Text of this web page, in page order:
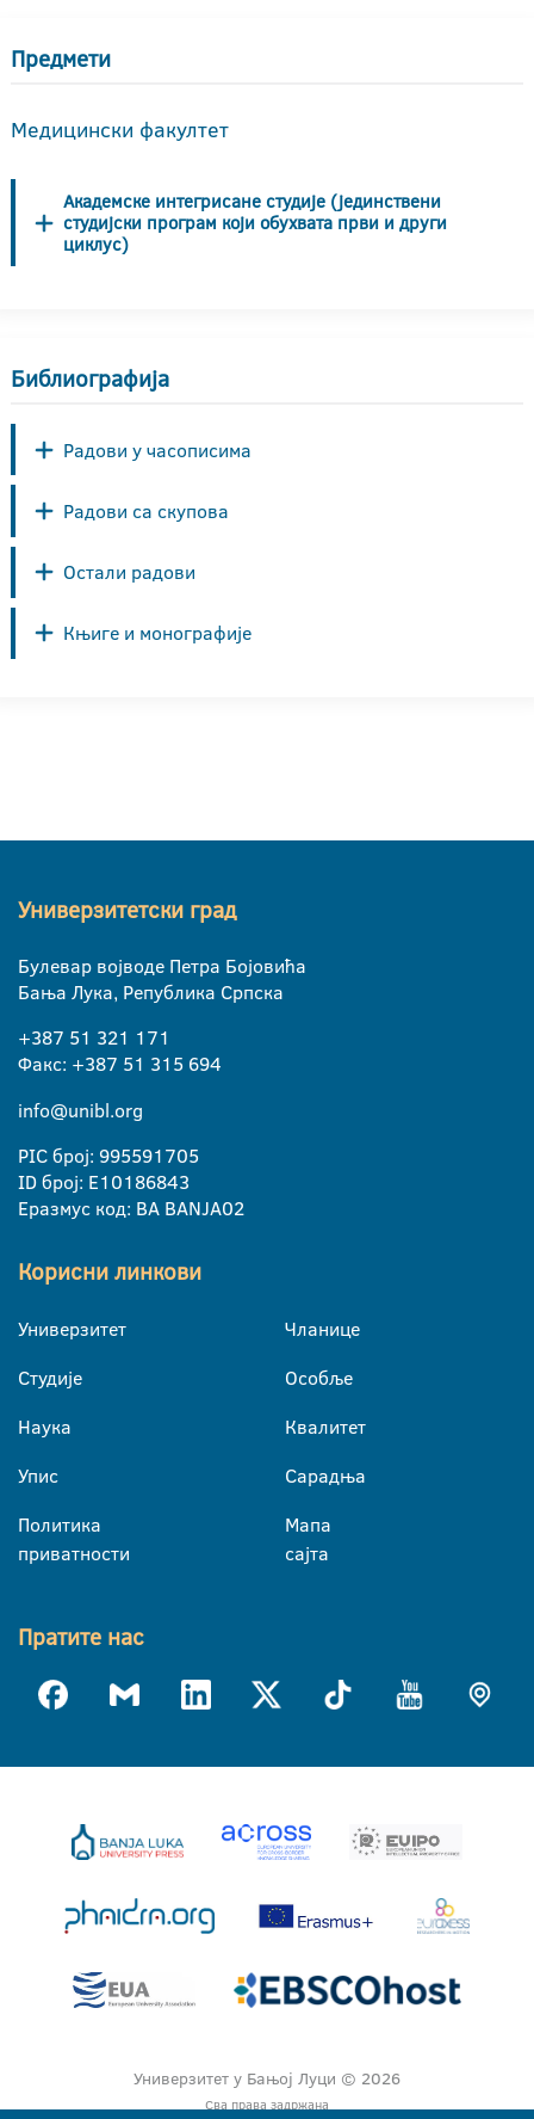
Предмети
Медицински факултет
Академске интегрисане студије (јединствени
студијски програм који обухвата први и други
циклус)
Библиографија
Радови у часописима
Радови са скупова
Остали радови
Књиге и монографије
Универзитетски град
Булевар војводе Петра Бојовића
Бања Лука, Република Српска
+387 51 321 171
Факс: +387 51 315 694
info@unibl.org
PIC број: 995591705
ID број: E10186843
Еразмус код: BA BANJA02
Корисни линкови
Универзитет
Студије
Наука
Упис
Политика
приватности
Чланице
Особље
Квалитет
Сарадња
Мапа
сајта
Пратите нас
Универзитет у Бањој Луци © 2026
Сва права задржана